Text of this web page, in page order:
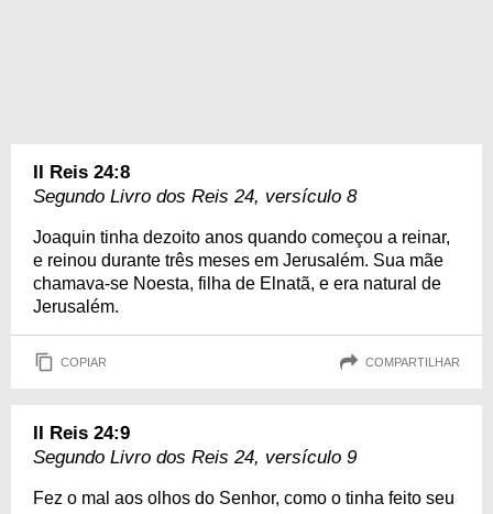
II Reis 24:8
Segundo Livro dos Reis 24, versículo 8
Joaquin tinha dezoito anos quando começou a reinar,
e reinou durante três meses em Jerusalém. Sua mãe
chamava-se Noesta, filha de Elnatã, e era natural de
Jerusalém.
COPIAR COMPARTILHAR
II Reis 24:9
Segundo Livro dos Reis 24, versículo 9
Fez o mal aos olhos do Senhor, como o tinha feito seu